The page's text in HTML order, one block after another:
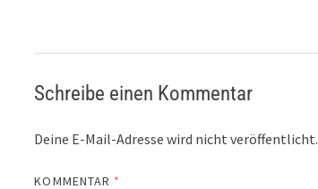
Schreibe einen Kommentar
Deine E-Mail-Adresse wird nicht veröffentlicht.
KOMMENTAR *